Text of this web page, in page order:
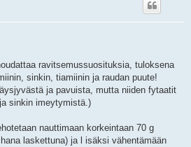
ravitsemussuosituksia, tuloksena
sinkin, tiamiinin ja raudan puute!
ja pavuista, mutta niiden fytaatit
sinkin imeytymistä.)
nauttimaan korkeintaan 70 g
laskettuna) ja l isäksi vähentämään